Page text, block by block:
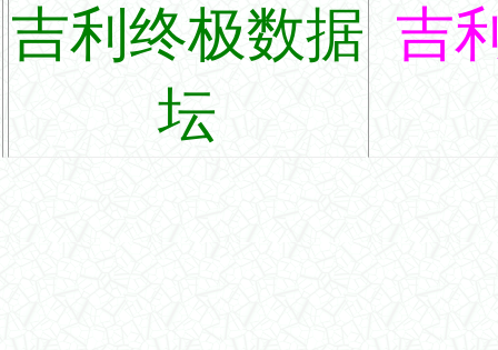
吉利终极数据
坛
吉